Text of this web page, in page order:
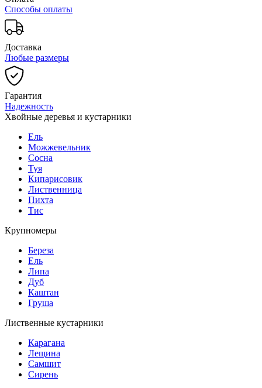
Способы оплаты
Доставка
Любые размеры
Гарантия
Надежность
Хвойные деревья и кустарники
Ель
Можжевельник
Сосна
Туя
Кипарисовик
Лиственница
Пихта
Тис
Крупномеры
Береза
Ель
Липа
Дуб
Каштан
Груша
Лиственные кустарники
Карагана
Лещина
Самшит
Сирень